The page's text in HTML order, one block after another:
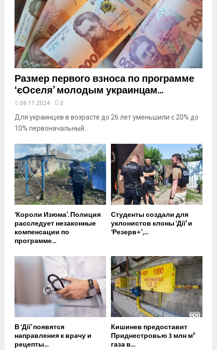
u
e
Размер первого взноса по программе
‘єОселя’ молодым украинцам...
06.11.2024 0
Для украинцев в возрасте до 26 лет уменьшили с 20% до
10% первоначальный...
‘Короли Изюма’. Полиция
расследует незаконные
компенсации по
программе...
Студенты создали для
уклонистов клоны ‘Дії’ и
‘Резерв+’,...
В ‘Дії’ появятся
направления к врачу и
рецепты...
Кишинев предоставит
Приднестровью 3 млн м³
газа в...